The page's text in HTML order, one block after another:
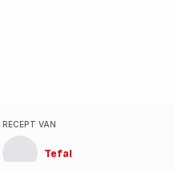
RECEPT VAN
Tefal